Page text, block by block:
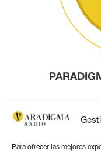
Para ofrecer las mejores
Este obra está